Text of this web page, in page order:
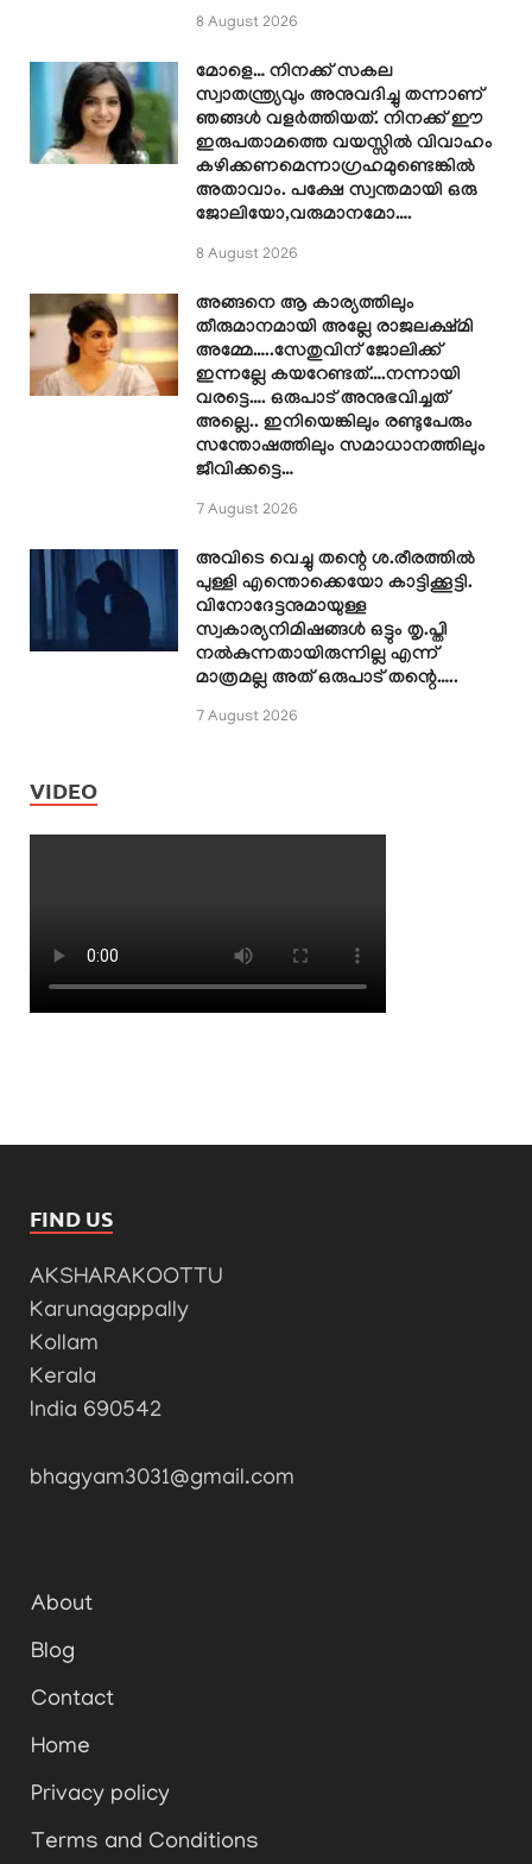
8 August 2026
മോളെ… നിനക്ക് സകല
സ്വാതന്ത്ര്യവും അനുവദിച്ചു തന്നാണ്
ഞങ്ങൾ വളർത്തിയത്. നിനക്ക് ഈ
ഇരുപതാമത്തെ വയസ്സിൽ വിവാഹം
കഴിക്കണമെന്നാഗ്രഹമുണ്ടെങ്കിൽ
അതാവാം. പക്ഷേ സ്വന്തമായി ഒരു
ജോലിയോ,വരുമാനമോ….
8 August 2026
അങ്ങനെ ആ കാര്യത്തിലും
തീരുമാനമായി അല്ലേ രാജലക്ഷ്മി
അമ്മേ…..സേതുവിന് ജോലിക്ക്
ഇന്നല്ലേ കയറേണ്ടത്….നന്നായി
വരട്ടെ…. ഒരുപാട് അനുഭവിച്ചത്
അല്ലെ.. ഇനിയെങ്കിലും രണ്ടുപേരും
സന്തോഷത്തിലും സമാധാനത്തിലും
ജീവിക്കട്ടെ…
7 August 2026
അവിടെ വെച്ചു തന്റെ ശ.രീരത്തിൽ
പുള്ളി എന്തൊക്കെയോ കാട്ടിക്കൂട്ടി.
വിനോദേട്ടനുമായുള്ള
സ്വകാര്യനിമിഷങ്ങൾ ഒട്ടും തൃ.പ്തി
നൽകുന്നതായിരുന്നില്ല എന്ന്
മാത്രമല്ല അത് ഒരുപാട് തന്റെ…..
7 August 2026
VIDEO
FIND US
AKSHARAKOOTTU
Karunagappally
Kollam
Kerala
India 690542
bhagyam3031@gmail.com
About
Blog
Contact
Home
Privacy policy
Terms and Conditions